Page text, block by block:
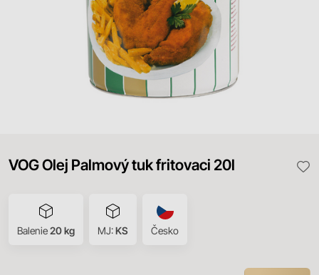
VOG Olej Palmový tuk fritovaci 20l
Balenie20 kg MJ:KS Česko